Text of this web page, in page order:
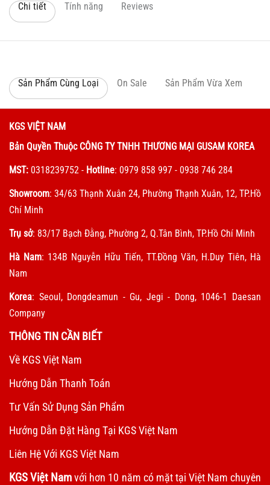
Chi tiết Tính năng Reviews
Sản Phẩm Cùng Loại On Sale Sản Phẩm Vừa Xem
KGS VIỆT NAM
Bản Quyền Thuộc CÔNG TY TNHH THƯƠNG MẠI GUSAM KOREA
MST: 0318239752 - Hotline: 0979 858 997 - 0938 746 284
Showroom: 34/63 Thạnh Xuân 24, Phường Thạnh Xuân, 12, TP.Hồ
Chí Minh
Trụ sở: 83/17 Bạch Đằng, Phường 2, Q.Tân Bình, TP.Hồ Chí Minh
Hà Nam: 134B Nguyễn Hữu Tiến, TT.Đồng Văn, H.Duy Tiên, Hà
Nam
Korea: Seoul, Dongdeamun - Gu, Jegi - Dong, 1046-1 Daesan
Company
THÔNG TIN CẦN BIẾT
Về KGS Việt Nam
Hướng Dẫn Thanh Toán
Tư Vấn Sử Dụng Sản Phẩm
Hướng Dẫn Đặt Hàng Tại KGS Việt Nam
Liên Hệ Với KGS Việt Nam
KGS Việt Namvới hơn 10 năm có mặt tại Việt Nam chuyên